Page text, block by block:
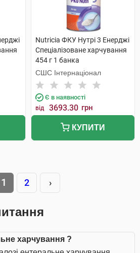
Nutricia ФКУ Нутрі 3 Енерджі
Спеціалізоване харчування
454 г 1 банка
СШС Інтернаціонал
Є в наявності
від 3693.30 грн
КУПИТИ
1 2 ›
харчування ?